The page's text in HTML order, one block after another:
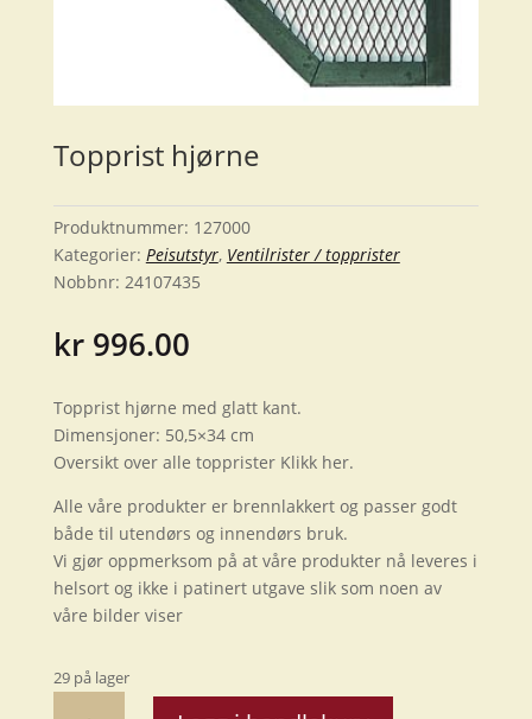
Topprist hjørne
Produktnummer: 127000
Kategorier: Peisutstyr, Ventilrister / topprister
Nobbnr: 24107435
kr996.00
Topprist hjørne med glatt kant.
Dimensjoner: 50,5×34 cm
Oversikt over alle topprister Klikk her.
Alle våre produkter er brennlakkert og passer godt
både til utendørs og innendørs bruk.
Vi gjør oppmerksom på at våre produkter nå leveres i
helsort og ikke i patinert utgave slik som noen av
våre bilder viser
29 på lager